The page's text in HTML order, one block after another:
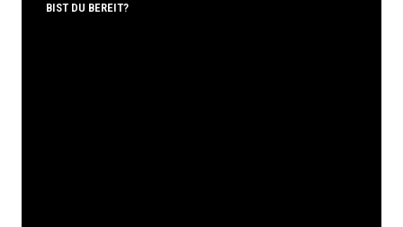
BIST DU BEREIT?